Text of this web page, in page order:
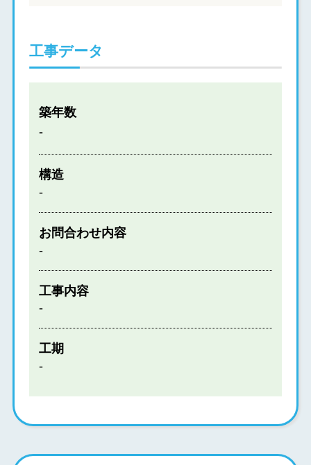
工事データ
築年数
-
構造
-
お問合わせ内容
-
工事内容
-
工期
-